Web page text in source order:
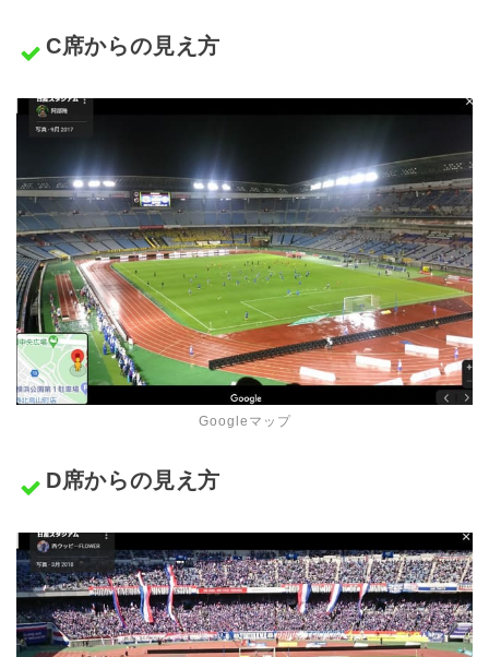
C席からの見え方
Googleマップ
D席からの見え方